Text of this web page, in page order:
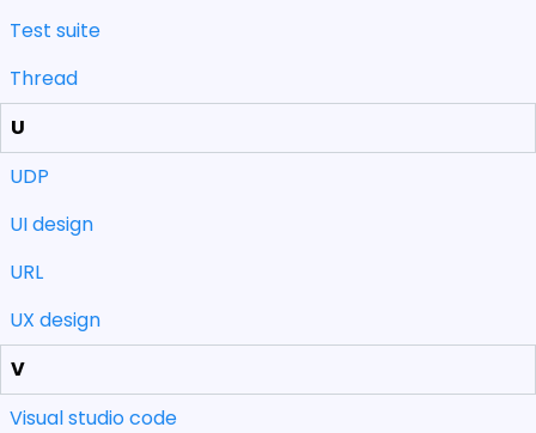
Test suite
Thread
U
UDP
UI design
URL
UX design
V
Visual studio code